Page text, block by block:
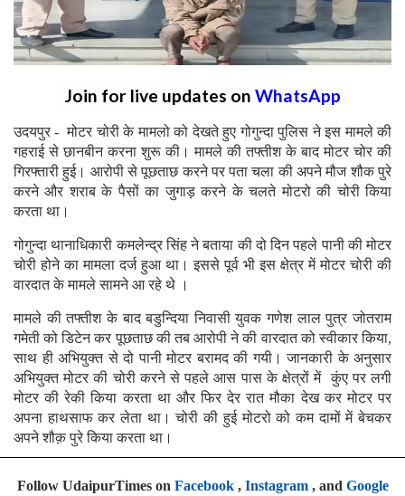
Join for live updates on WhatsApp
उदयपुर - मोटर चोरी के मामलो को देखते हुए गोगुन्दा पुलिस ने इस मामले की
गहराई से छानबीन करना शुरू की। मामले की तफ्तीश के बाद मोटर चोर की
गिरफ्तारी हुई। आरोपी से पूछताछ करने पर पता चला की अपने मौज शौक पुरे
करने और शराब के पैसों का जुगाड़ करने के चलते मोटरो की चोरी किया
करता था।
गोगुन्दा थानाधिकारी कमलेन्द्र सिंह ने बताया की दो दिन पहले पानी की मोटर
चोरी होने का मामला दर्ज हुआ था। इससे पूर्व भी इस क्षेत्र में मोटर चोरी की
वारदात के मामले सामने आ रहे थे ।
मामले की तफ्तीश के बाद बडुन्दिया निवासी युवक गणेश लाल पुत्र जोतराम
गमेती को डिटेन कर पूछताछ की तब आरोपी ने की वारदात को स्वीकार किया,
साथ ही अभियुक्त से दो पानी मोटर बरामद की गयी। जानकारी के अनुसार
अभियुक्त मोटर की चोरी करने से पहले आस पास के क्षेत्रों में कुंए पर लगी
मोटर की रेकी किया करता था और फिर देर रात मौका देख कर मोटर पर
अपना हाथसाफ कर लेता था। चोरी की हुई मोटरो को कम दामों में बेचकर
अपने शौक़ पुरे किया करता था।
Follow UdaipurTimes on Facebook, Instagram, and Google